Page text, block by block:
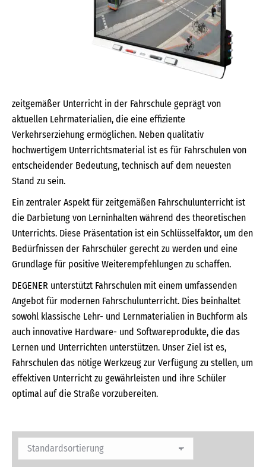
zeitgemäßer Unterricht in der Fahrschule geprägt von
aktuellen Lehrmaterialien, die eine effiziente
Verkehrserziehung ermöglichen. Neben qualitativ
hochwertigem Unterrichtsmaterial ist es für Fahrschulen von
entscheidender Bedeutung, technisch auf dem neuesten
Stand zu sein.
Ein zentraler Aspekt für zeitgemäßen Fahrschulunterricht ist
die Darbietung von Lerninhalten während des theoretischen
Unterrichts. Diese Präsentation ist ein Schlüsselfaktor, um den
Bedürfnissen der Fahrschüler gerecht zu werden und eine
Grundlage für positive Weiterempfehlungen zu schaffen.
DEGENER unterstützt Fahrschulen mit einem umfassenden
Angebot für modernen Fahrschulunterricht. Dies beinhaltet
sowohl klassische Lehr- und Lernmaterialien in Buchform als
auch innovative Hardware- und Softwareprodukte, die das
Lernen und Unterrichten unterstützen. Unser Ziel ist es,
Fahrschulen das nötige Werkzeug zur Verfügung zu stellen, um
effektiven Unterricht zu gewährleisten und ihre Schüler
optimal auf die Straße vorzubereiten.